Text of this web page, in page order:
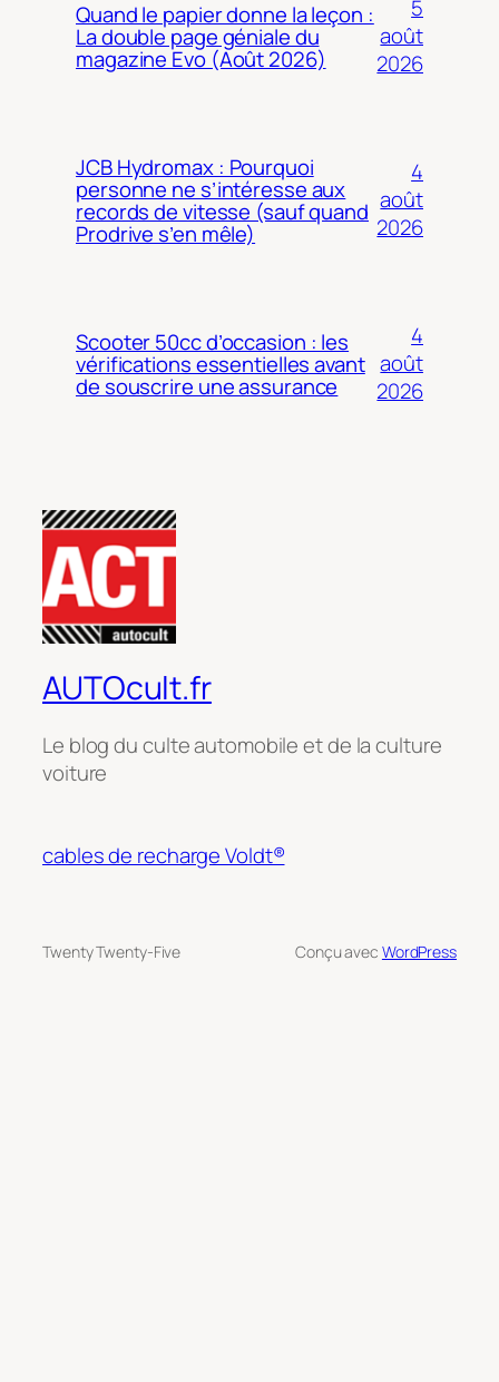
Quand le papier donne la leçon :
La double page géniale du
magazine Evo (Août 2026)
5
août
2026
JCB Hydromax : Pourquoi
personne ne s’intéresse aux
records de vitesse (sauf quand
Prodrive s’en mêle)
4
août
2026
Scooter 50cc d’occasion : les
vérifications essentielles avant
de souscrire une assurance
4
août
2026
AUTOcult.fr
Le blog du culte automobile et de la culture
voiture
cables de recharge Voldt®
Twenty Twenty-Five Conçu avec WordPress